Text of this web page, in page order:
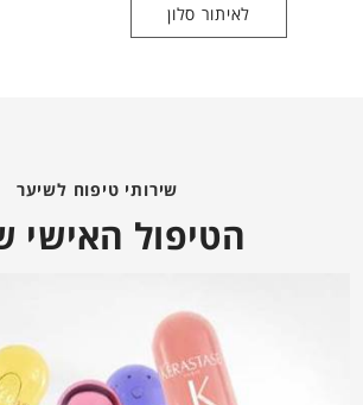
לאיתור סלון
שירותי טיפוח לשיער
הטיפול האישי